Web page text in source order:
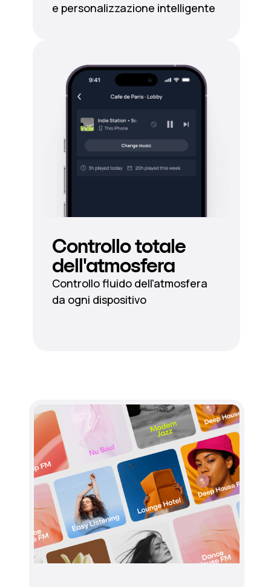
e personalizzazione intelligente
Controllo totale
dell'atmosfera
Controllo fluido dell'atmosfera
da ogni dispositivo